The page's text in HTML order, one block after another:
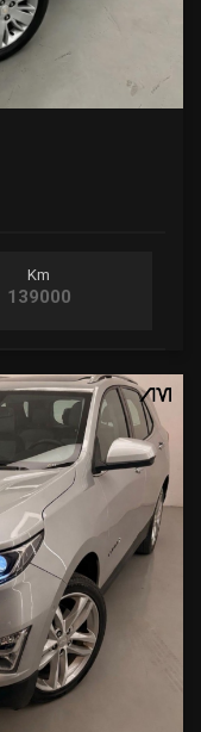
Km
139000